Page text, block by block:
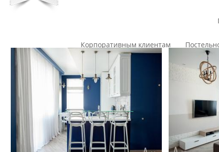
Корпоративным клиентам